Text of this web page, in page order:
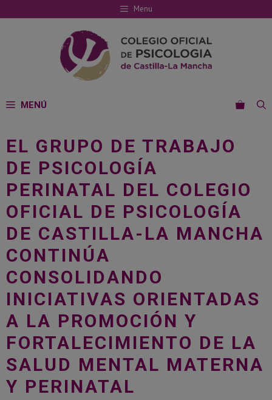
al
Menu
MENÚ
EL GRUPO DE TRABAJO
DE PSICOLOGÍA
PERINATAL DEL COLEGIO
OFICIAL DE PSICOLOGÍA
DE CASTILLA-LA MANCHA
CONTINÚA
CONSOLIDANDO
INICIATIVAS ORIENTADAS
A LA PROMOCIÓN Y
FORTALECIMIENTO DE LA
SALUD MENTAL MATERNA
Y PERINATAL